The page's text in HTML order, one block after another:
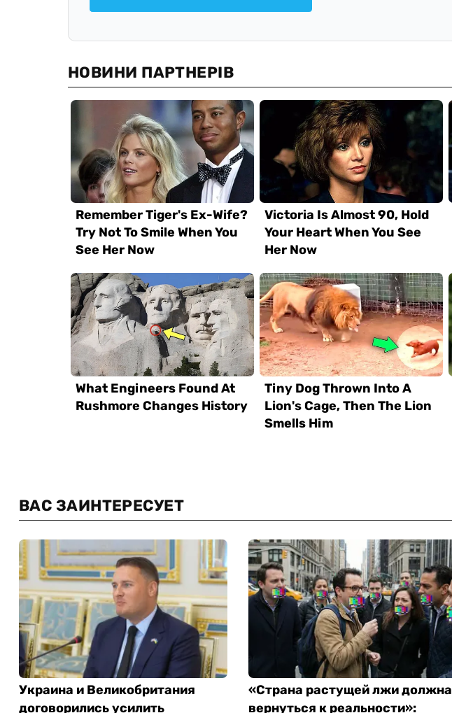
ВАС ЗАИНТЕРЕСУЕТ
Украина и Великобритания
договорились усилить
«Страна растущей лжи должна
вернуться к реальности»: